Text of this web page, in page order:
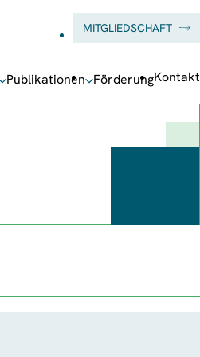
Publikationen
Untermenü
Förderung
Untermenü
Kontakt
MITGLIEDSCHAFT